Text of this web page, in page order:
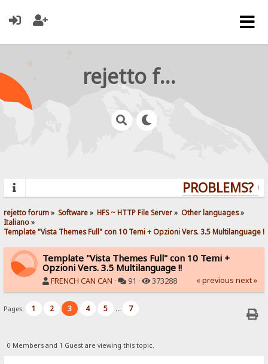
rejetto forum
PROBLEMS?
rejetto forum» Software» HFS ~ HTTP File Server» Other languages»
Italiano»
Template "Vista Themes Full" con 10 Temi + Opzioni Vers. 3.5 Multilanguage !!
Template "Vista Themes Full" con 10 Temi +
Opzioni Vers. 3.5 Multilanguage !!
FRENCH CAN CAN · 91 · 373288 « previous next »
Pages: 1 2 3 4 5 ... 7
0 Members and 1 Guest are viewing this topic.